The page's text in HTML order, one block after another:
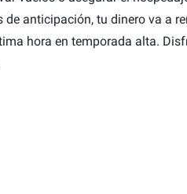
de anticipación, tu dinero va a
hora en temporada alta.